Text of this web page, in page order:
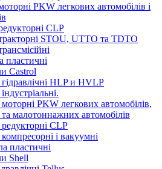
PKW легкових автомобілів і
CLP
STOU, UTTO та TDTO
пластичні
Castrol
HLP и HVLP
PKW легкових автомобілів,
та малотоннажних автомобілів
CLP
і вакуумні
пластичні
Shell